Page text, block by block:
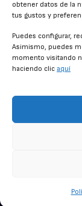
obtener datos de la
tus gustos y
Puedes configurar,
Asimismo, puedes
momento visitando
haciendo clic aquí
ALFOMBRA ROJA
ANUNCIOS DE CINE